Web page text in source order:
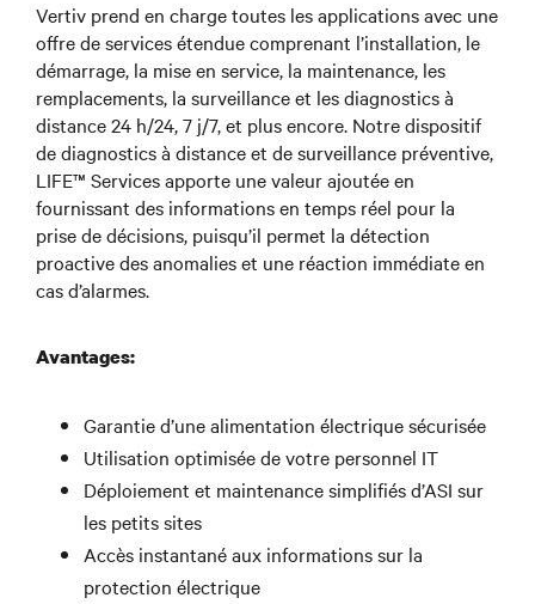
Accessoires GXT5 par modèle
Gamme GXT5
Vertiv prend en charge toutes les applications avec une
offre de services étendue comprenant l’installation, le
démarrage, la mise en service, la maintenance, les
remplacements, la surveillance et les diagnostics à
distance 24 h/24, 7 j/7, et plus encore. Notre dispositif
de diagnostics à distance et de surveillance préventive,
LIFE™ Services apporte une valeur ajoutée en
fournissant des informations en temps réel pour la
prise de décisions, puisqu’il permet la détection
proactive des anomalies et une réaction immédiate en
cas d’alarmes.
Avantages:
Garantie d’une alimentation électrique sécurisée
Utilisation optimisée de votre personnel IT
Déploiement et maintenance simplifiés d’ASI sur
les petits sites
Accès instantané aux informations sur la
protection électrique